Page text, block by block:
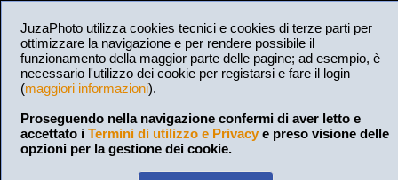
JuzaPhoto utilizza cookies tecnici e cookies di terze parti per
ottimizzare la navigazione e per rendere possibile il
funzionamento della maggior parte delle pagine; ad esempio, è
necessario l'utilizzo dei cookie per registarsi e fare il login
(maggiori informazioni).
Proseguendo nella navigazione confermi di aver letto e
accettato i Termini di utilizzo e Privacy e preso visione delle
opzioni per la gestione dei cookie.